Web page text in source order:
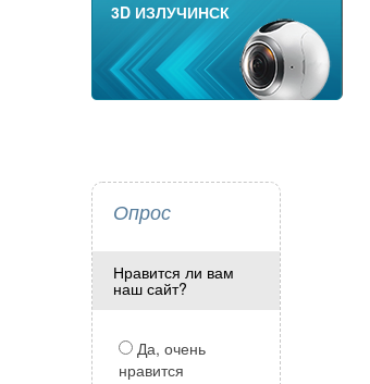
3D ИЗЛУЧИНСК
Опрос
Нравится ли вам
наш сайт?
Да, очень
нравится